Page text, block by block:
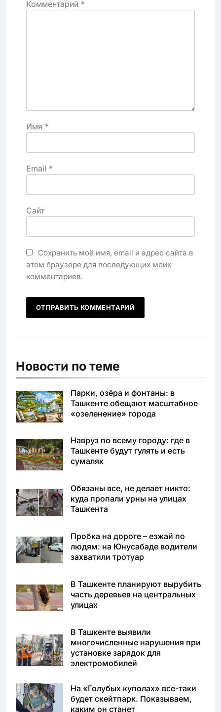
Комментарий *
Имя *
Email *
Сайт
Сохранить моё имя, email и адрес сайта в
этом браузере для последующих моих
комментариев.
Новости по теме
Парки, озёра и фонтаны: в
Ташкенте обещают масштабное
«озеленение» города
Навруз по всему городу: где в
Ташкенте будут гулять и есть
сумаляк
Обязаны все, не делает никто:
куда пропали урны на улицах
Ташкента
Пробка на дороге – езжай по
людям: на Юнусабаде водители
захватили тротуар
В Ташкенте планируют вырубить
часть деревьев на центральных
улицах
В Ташкенте выявили
многочисленные нарушения при
установке зарядок для
электромобилей
На «Голубых куполах» все-таки
будет скейтпарк. Показываем,
каким он станет